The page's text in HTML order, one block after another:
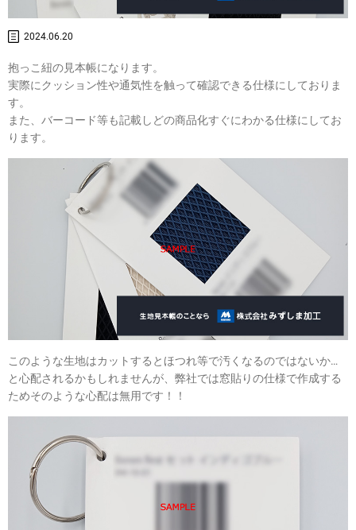
2024.06.20
抱っこ紐の見本帳になります。
実際にクッション性や通気性を触って確認できる仕様にしておりま
す。
また、バーコード等も記載しどの商品化すぐにわかる仕様にしてお
ります。
このような生地はカットするとほつれ等で汚くなるのではないか…
と心配されるかもしれませんが、弊社では窓貼りの仕様で作成する
ためそのような心配は無用です！！